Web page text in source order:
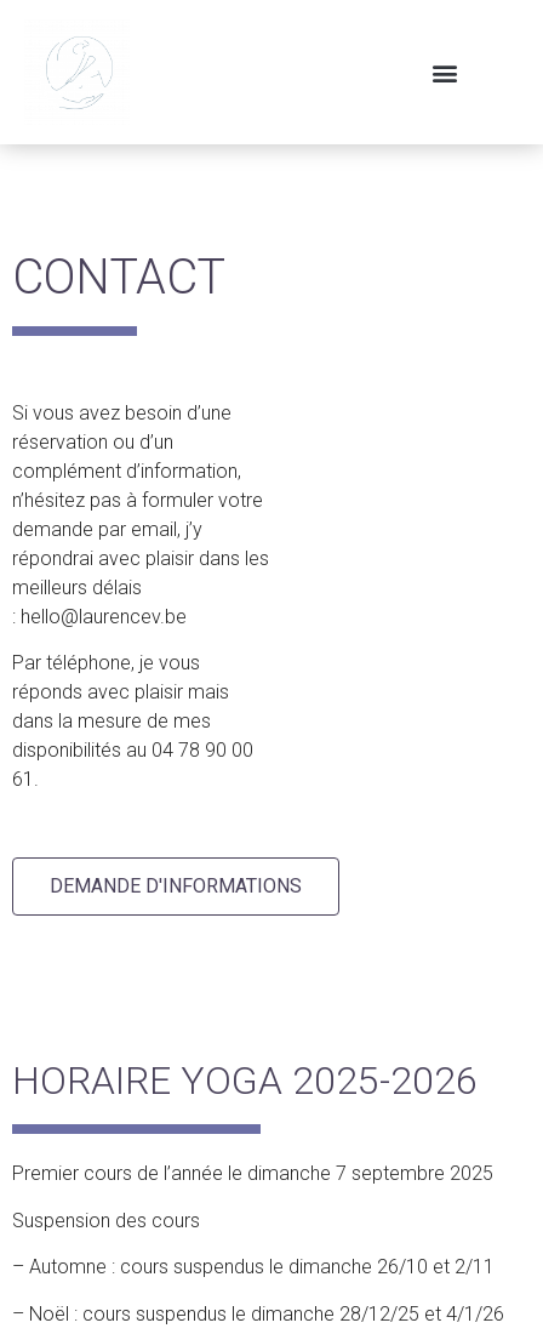
CONTACT
Si vous avez besoin d’une
réservation ou d’un
complément d’information,
n’hésitez pas à formuler votre
demande par email, j’y
répondrai avec plaisir dans les
meilleurs délais
: hello@laurencev.be
Par téléphone, je vous
réponds avec plaisir mais
dans la mesure de mes
disponibilités au 04 78 90 00
61.
DEMANDE D'INFORMATIONS
HORAIRE YOGA 2025-2026
Premier cours de l’année le dimanche 7 septembre 2025
Suspension des cours
– Automne : cours suspendus le dimanche 26/10 et 2/11
– Noël : cours suspendus le dimanche 28/12/25 et 4/1/26